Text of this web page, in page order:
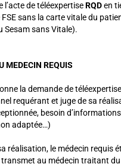
l’acte de téléexpertiseRQDen
sans la carte vitale du
Sesam sans Vitale).
MEDECIN REQUIS
la demande de
requérant et juge de sa
besoin
adaptée…)
réalisation, le médecin requis
transmet au médecin traitant